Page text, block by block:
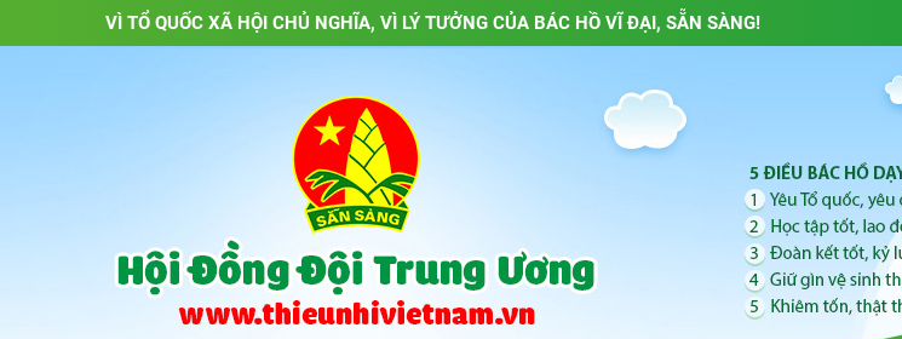
VÌ TỔ QUỐC XÃ HỘI CHỦ NGHĨA, VÌ LÝ TƯỞNG CỦA BÁC HỒ VĨ ĐẠI, SẴN SÀNG!